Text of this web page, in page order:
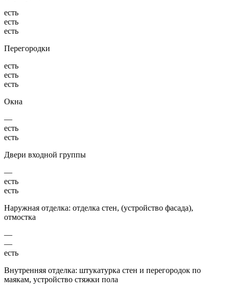
есть
есть
есть
Перегородки
есть
есть
есть
Окна
—
есть
есть
Двери входной группы
—
есть
есть
Наружная отделка: отделка стен, (устройство фасада),
отмостка
—
—
есть
Внутренняя отделка: штукатурка стен и перегородок по
маякам, устройство стяжки пола